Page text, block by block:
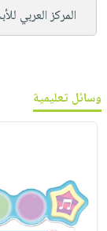
المركز العربي
وسائل تعليمية